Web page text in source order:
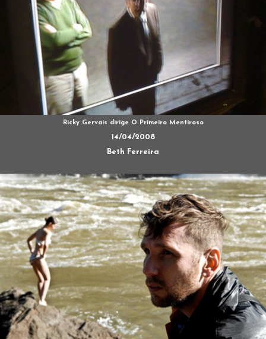
Ricky Gervais dirige O Primeiro Mentiroso
14/04/2008
Beth Ferreira